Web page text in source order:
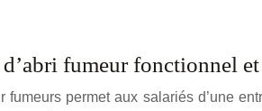
fumeur fonctionnel
fumeurs permet aux salariés d’une